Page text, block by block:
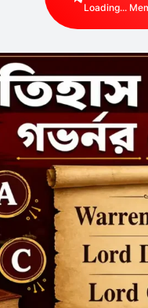
Loading...